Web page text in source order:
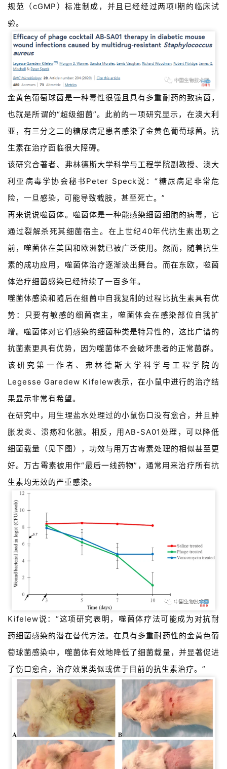
首
页
药
资
讯
视
专
区
精
动
规范（cGMP）标准制成，并且已经经过两项I期的临床试
验。
金黄色葡萄球菌是一种毒性很强且具有多重耐药的致病菌，
也就是所谓的“超级细菌”。此前的一项研究显示，在澳大利
亚，有三分之二的糖尿病足患者感染了金黄色葡萄球菌。抗
生素在治疗面临很大障碍。
该研究合著者、弗林德斯大学科学与工程学院副教授、澳大
利亚病毒学协会秘书Peter Speck说：“糖尿病足非常危
险，一旦感染，可能导致截肢，甚至死亡。”
再来说说噬菌体。噬菌体是一种能感染细菌细胞的病毒，它
通过裂解杀死其细菌宿主。在上世纪40年代抗生素出现之
前，噬菌体在美国和欧洲就已被广泛使用。然而，随着抗生
素的成功应用，噬菌体治疗逐渐淡出舞台。而在东欧，噬菌
体治疗细菌感染已经持续了一百多年。
噬菌体感染和随后在细菌中自我复制的过程比抗生素具有优
势：只要有敏感的细菌宿主，噬菌体会在感染部位自我扩
增。噬菌体对它们感染的细菌种类是特异性的，这比广谱的
抗菌素更具有优势，因为噬菌体不会破坏患者的正常菌群。
该研究第一作者、弗林德斯大学科学与工程学院的
Legesse Garedew Kifelew表示，在小鼠中进行的治疗结
果显示非常有希望。
在研究中，用生理盐水处理过的小鼠伤口没有愈合，并且肿
胀发炎、溃疡和化脓。相反，用AB-SA01处理，可以降低
细菌载量（见下图），功效与用万古霉素处理的相似甚至更
好。万古霉素被用作“最后一线药物”，通常用来治疗所有抗
生素均无效的严重感染。
Kifelew说：“这项研究表明，噬菌体疗法可能成为对抗耐
药细菌感染的潜在替代方法。在具有多重耐药性的金黄色葡
萄球菌感染中，噬菌体有效地降低了细菌载量，并显著促进
了伤口愈合，治疗效果类似或优于目前的抗生素治疗。”